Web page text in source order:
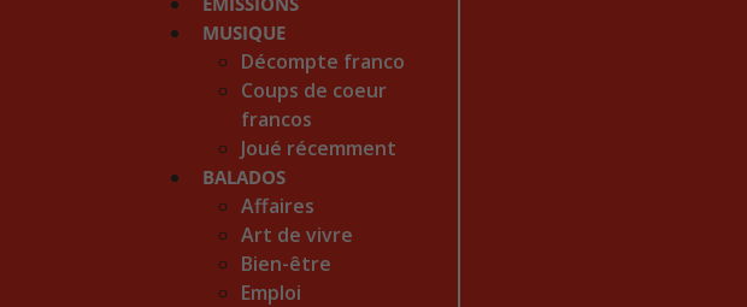
MUSIQUE
Décompte franco
Coups de coeur
francos
Joué récemment
BALADOS
Affaires
Art de vivre
Bien-être
Emploi